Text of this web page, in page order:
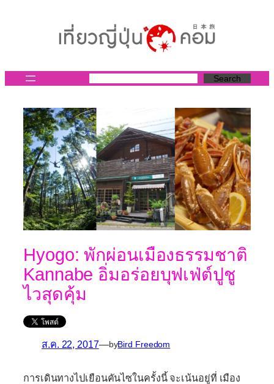
Search
Hyogo: พักผ่อนเมืองธรรมชาติ
Kannabe อิ่มอร่อยบุฟเฟ่ต์ปูชู
ไวสุดคุ้ม
ส.ค. 22, 2017—byBird Freedom
การเดินทางไปเยือนคันไซในครั้งนี้ จะเน้นอยู่ที่ เมือง